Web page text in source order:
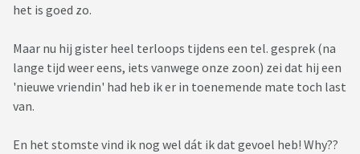
het is goed zo.
Maar nu hij gister heel terloops tijdens een tel. gesprek (na
lange tijd weer eens, iets vanwege onze zoon) zei dat hij een
'nieuwe vriendin' had heb ik er in toenemende mate toch last
van.
En het stomste vind ik nog wel dát ik dat gevoel heb! Why??